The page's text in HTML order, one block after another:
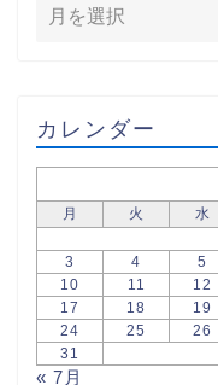
カレンダー
月
火 水
3
4 5
10
11 12
17
18 19
24
25 26
31
« 7月